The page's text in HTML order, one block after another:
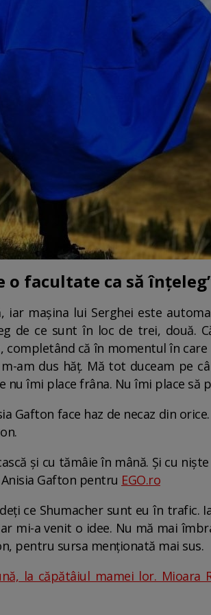
facultate ca să
iar mașina lui Serghei este
de ce sunt în loc de trei, două.
că în momentul în care
am dus hăț. Mă tot duceam pe
îmi place frâna. Nu îmi place să
Gafton face haz de necaz din
și cu tămâie în mână. Și cu
Gafton pentru EGO.ro
ce Shumacher sunt eu în trafic.
mi-a venit o idee. Nu mă mai
pentru sursa menționată mai sus.
la căpătâiul mamei lor. Mioara